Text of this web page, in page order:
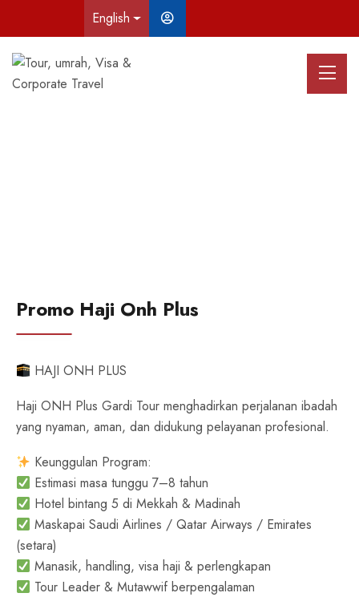
English
Promo Haji Onh Plus
HAJI ONH PLUS
Haji ONH Plus Gardi Tour menghadirkan perjalanan ibadah
yang nyaman, aman, dan didukung pelayanan profesional.
Keunggulan Program:
Estimasi masa tunggu 7–8 tahun
Hotel bintang 5 di Mekkah & Madinah
Maskapai Saudi Airlines / Qatar Airways / Emirates
(setara)
Manasik, handling, visa haji & perlengkapan
Tour Leader & Mutawwif berpengalaman